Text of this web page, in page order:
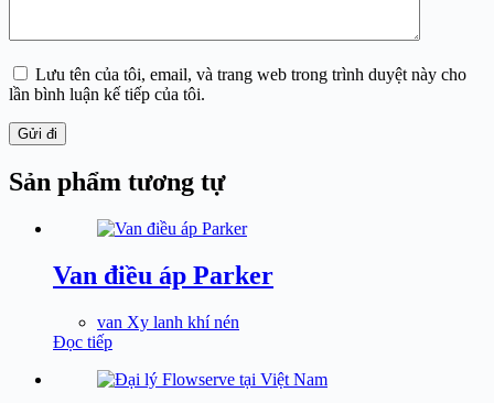
Lưu tên của tôi, email, và trang web trong trình duyệt này cho
lần bình luận kế tiếp của tôi.
Gửi đi
Sản phẩm tương tự
Van điều áp Parker
van Xy lanh khí nén
Đọc tiếp